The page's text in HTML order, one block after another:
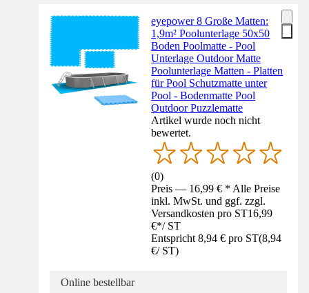
eyepower 8 Große Matten:
1,9m² Poolunterlage 50x50
Boden Poolmatte - Pool
Unterlage Outdoor Matte
Poolunterlage Matten - Platten
für Pool Schutzmatte unter
Pool - Bodenmatte Pool
Outdoor Puzzlematte
Artikel wurde noch nicht
bewertet.
(0)
Preis — 16,99 € * Alle Preise
inkl. MwSt. und ggf. zzgl.
Versandkosten pro ST16,99
€*/ ST
Entspricht 8,94 € pro ST(8,94
€/ ST)
Online bestellbar